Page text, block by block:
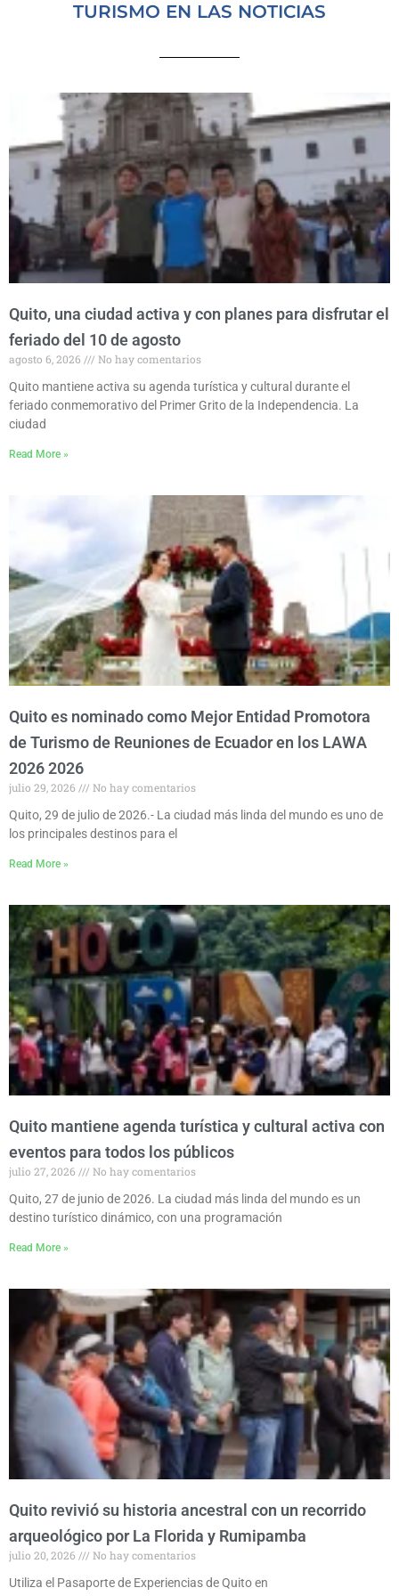
TURISMO EN LAS NOTICIAS
Quito, una ciudad activa y con planes para disfrutar el
feriado del 10 de agosto
agosto 6, 2026
No hay comentarios
Quito mantiene activa su agenda turística y cultural durante el
feriado conmemorativo del Primer Grito de la Independencia. La
ciudad
Read More »
Quito es nominado como Mejor Entidad Promotora
de Turismo de Reuniones de Ecuador en los LAWA
2026 2026
julio 29, 2026
No hay comentarios
Quito, 29 de julio de 2026.- La ciudad más linda del mundo es uno de
los principales destinos para el
Read More »
Quito mantiene agenda turística y cultural activa con
eventos para todos los públicos
julio 27, 2026
No hay comentarios
Quito, 27 de junio de 2026. La ciudad más linda del mundo es un
destino turístico dinámico, con una programación
Read More »
Quito revivió su historia ancestral con un recorrido
arqueológico por La Florida y Rumipamba
julio 20, 2026
No hay comentarios
Utiliza el Pasaporte de Experiencias de Quito en